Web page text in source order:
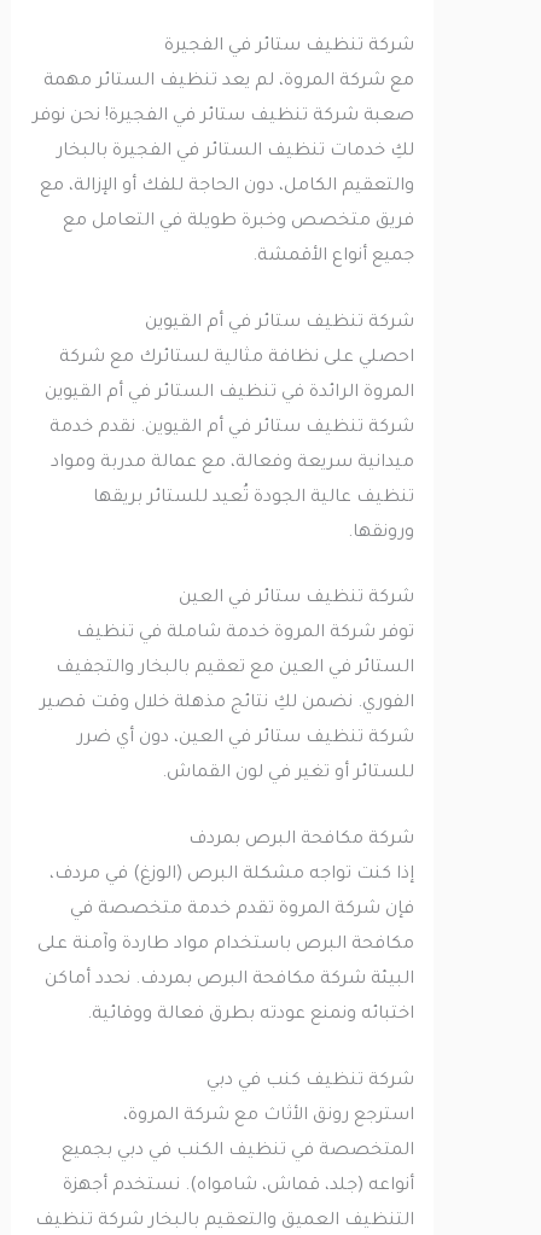
شركة تنظيف ستائر في الفجيرة
مع شركة المروة، لم يعد تنظيف الستائر مهمة
صعبة شركة تنظيف ستائر في الفجيرة! نحن نوفر
لكِ خدمات تنظيف الستائر في الفجيرة بالبخار
والتعقيم الكامل، دون الحاجة للفك أو الإزالة، مع
فريق متخصص وخبرة طويلة في التعامل مع
جميع أنواع الأقمشة.
شركة تنظيف ستائر في أم القيوين
احصلي على نظافة مثالية لستائرك مع شركة
المروة الرائدة في تنظيف الستائر في أم القيوين
شركة تنظيف ستائر في أم القيوين. نقدم خدمة
ميدانية سريعة وفعالة، مع عمالة مدربة ومواد
تنظيف عالية الجودة تُعيد للستائر بريقها
ورونقها.
شركة تنظيف ستائر في العين
توفر شركة المروة خدمة شاملة في تنظيف
الستائر في العين مع تعقيم بالبخار والتجفيف
الفوري. نضمن لكِ نتائج مذهلة خلال وقت قصير
شركة تنظيف ستائر في العين، دون أي ضرر
للستائر أو تغير في لون القماش.
شركة مكافحة البرص بمردف
إذا كنت تواجه مشكلة البرص (الوزغ) في مردف،
فإن شركة المروة تقدم خدمة متخصصة في
مكافحة البرص باستخدام مواد طاردة وآمنة على
البيئة شركة مكافحة البرص بمردف. نحدد أماكن
اختبائه ونمنع عودته بطرق فعالة ووقائية.
شركة تنظيف كنب في دبي
استرجع رونق الأثاث مع شركة المروة،
المتخصصة في تنظيف الكنب في دبي بجميع
أنواعه (جلد، قماش، شامواه). نستخدم أجهزة
التنظيف العميق والتعقيم بالبخار شركة تنظيف